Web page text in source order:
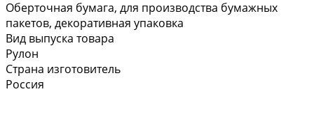
Оберточная бумага, для производства бумажных
пакетов, декоративная упаковка
Вид выпуска товара
Рулон
Страна изготовитель
Россия